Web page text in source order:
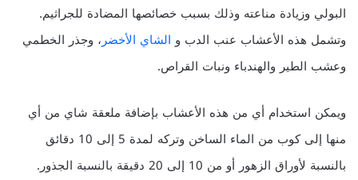
البولي وزيادة مناعته وذلك بسبب خصائصها المضادة للجراثيم.
وتشمل هذه الأعشاب عنب الدب والشاي الأخضر، وجذر الخطمي
وعشب الطير والهندباء ونبات القراص.
ويمكن استخدام أي من هذه الأعشاب بإضافة ملعقة شاي من أي
منها إلى كوب من الماء الساخن وتركه لمدة 5 إلى 10 دقائق
بالنسبة لأوراق الزهور أو من 10 إلى 20 دقيقة بالنسبة الجذور.